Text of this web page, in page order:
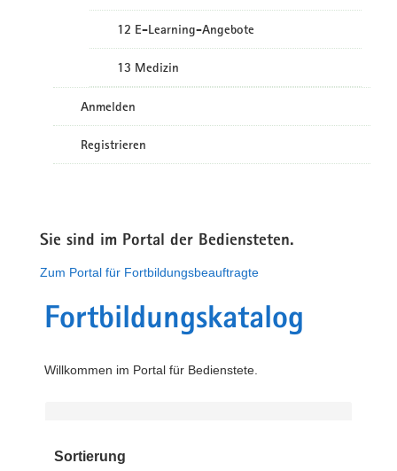
12 E-Learning-Angebote
13 Medizin
Anmelden
Registrieren
Sie sind im Portal der Bediensteten.
Zum Portal für Fortbildungsbeauftragte
Fortbildungskatalog
Willkommen im Portal für Bedienstete.
Sortierung